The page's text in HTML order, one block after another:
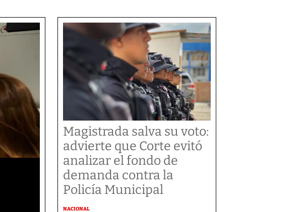
Magistrada salva su voto:
advierte que Corte evitó
analizar el fondo de
demanda contra la
Policía Municipal
NACIONAL